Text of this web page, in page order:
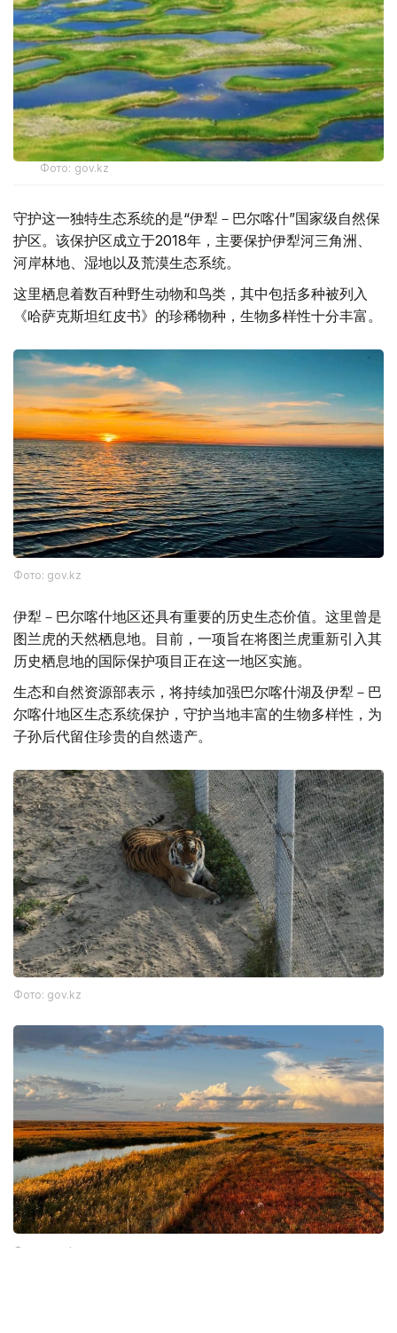
Фото: gov.kz
守护这一独特生态系统的是“伊犁－巴尔喀什”国家级自然保
护区。该保护区成立于2018年，主要保护伊犁河三角洲、
河岸林地、湿地以及荒漠生态系统。
这里栖息着数百种野生动物和鸟类，其中包括多种被列入
《哈萨克斯坦红皮书》的珍稀物种，生物多样性十分丰富。
Фото: gov.kz
伊犁－巴尔喀什地区还具有重要的历史生态价值。这里曾是
图兰虎的天然栖息地。目前，一项旨在将图兰虎重新引入其
历史栖息地的国际保护项目正在这一地区实施。
生态和自然资源部表示，将持续加强巴尔喀什湖及伊犁－巴
尔喀什地区生态系统保护，守护当地丰富的生物多样性，为
子孙后代留住珍贵的自然遗产。
Фото: gov.kz
Фото: gov.kz